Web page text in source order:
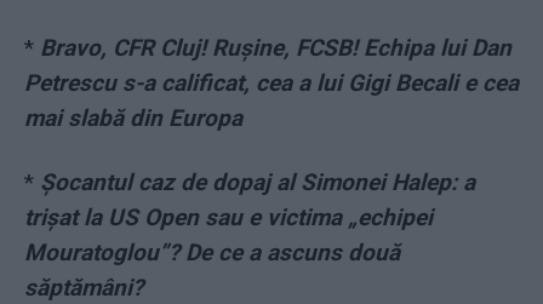
* Bravo, CFR Cluj! Rușine, FCSB! Echipa lui Dan
Petrescu s-a calificat, cea a lui Gigi Becali e cea
mai slabă din Europa
* Șocantul caz de dopaj al Simonei Halep: a
trișat la US Open sau e victima „echipei
Mouratoglou”? De ce a ascuns două
săptămâni?